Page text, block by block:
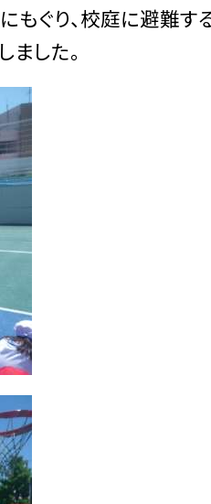
ぐり、校庭に避難す
した。